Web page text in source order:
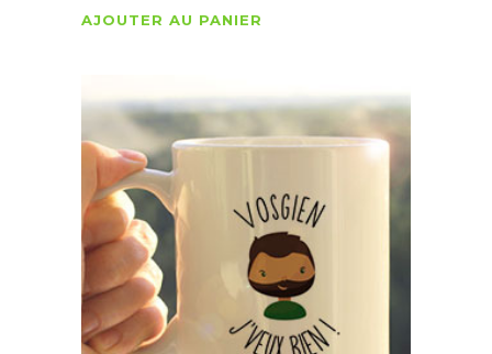
AJOUTER AU PANIER